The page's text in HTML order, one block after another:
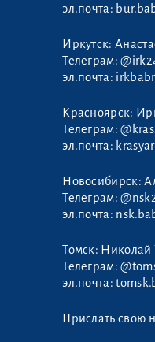
эл.почта:
Иркутск:
Телеграм:
эл.почта:
Красноярск:
Телеграм:
эл.почта:
Новосибирск:
Телеграм:
эл.почта:
Томск:
Телеграм:
эл.почта:
Прислать свою